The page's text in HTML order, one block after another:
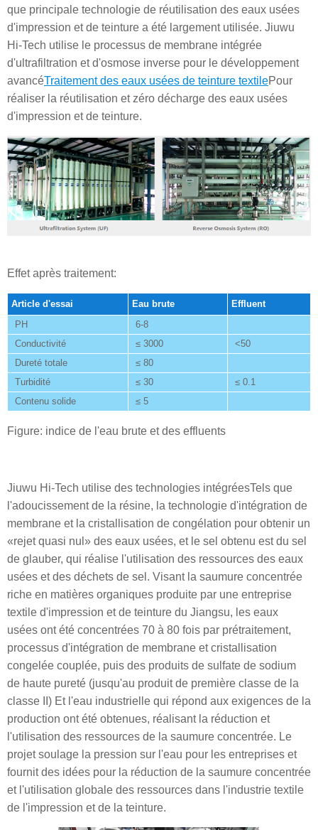
que principale technologie de réutilisation des eaux usées
d'impression et de teinture a été largement utilisée. Jiuwu
Hi-Tech utilise le processus de membrane intégrée
d'ultrafiltration et d'osmose inverse pour le développement
avancéTraitement des eaux usées de teinture textilePour
réaliser la réutilisation et zéro décharge des eaux usées
d'impression et de teinture.
Effet après traitement:
Article d'essai Eau brute
Effluent
PH
6-8
Conductivité
≤ 3000
<50
Dureté totale
≤ 80
Turbidité
≤ 30
≤ 0.1
Contenu solide
≤ 5
Figure: indice de l'eau brute et des effluents
Jiuwu Hi-Tech utilise des technologies intégréesTels que
l'adoucissement de la résine, la technologie d'intégration de
membrane et la cristallisation de congélation pour obtenir un
«rejet quasi nul» des eaux usées, et le sel obtenu est du sel
de glauber, qui réalise l'utilisation des ressources des eaux
usées et des déchets de sel. Visant la saumure concentrée
riche en matières organiques produite par une entreprise
textile d'impression et de teinture du Jiangsu, les eaux
usées ont été concentrées 70 à 80 fois par prétraitement,
processus d'intégration de membrane et cristallisation
congelée couplée, puis des produits de sulfate de sodium
de haute pureté (jusqu'au produit de première classe de la
classe II) Et l'eau industrielle qui répond aux exigences de la
production ont été obtenues, réalisant la réduction et
l'utilisation des ressources de la saumure concentrée. Le
projet soulage la pression sur l'eau pour les entreprises et
fournit des idées pour la réduction de la saumure concentrée
et l'utilisation globale des ressources dans l'industrie textile
de l'impression et de la teinture.